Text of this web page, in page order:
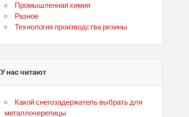
Промышленная химия
Разное
Технология производства резины
У нас читают
Какой снегозадержатель выбрать для
металлочерепицы